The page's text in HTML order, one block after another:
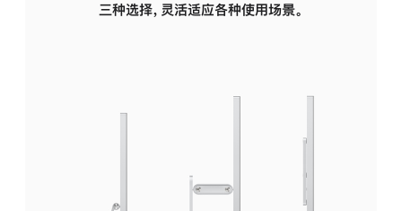
三种选择，灵活适应各种使用场景。